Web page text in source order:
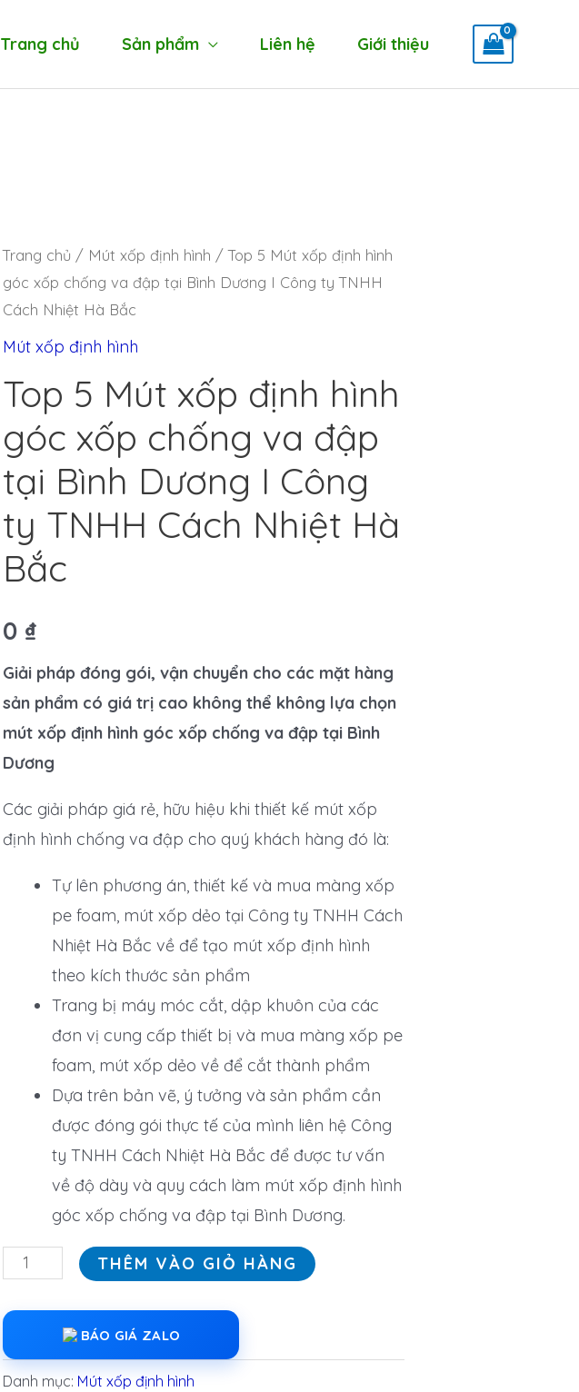
Trang chủ Sản phẩm Liên hệ Giới thiệu
Trang chủ / Mút xốp định hình / Top 5 Mút xốp định hình
góc xốp chống va đập tại Bình Dương I Công ty TNHH
Cách Nhiệt Hà Bắc
Mút xốp định hình
Top 5 Mút xốp định hình
góc xốp chống va đập
tại Bình Dương I Công
ty TNHH Cách Nhiệt Hà
Bắc
0 ₫
Giải pháp đóng gói, vận chuyển cho các mặt hàng
sản phẩm có giá trị cao không thể không lựa chọn
mút xốp định hình góc xốp chống va đập tại Bình
Dương
Các giải pháp giá rẻ, hữu hiệu khi thiết kế mút xốp
định hình chống va đập cho quý khách hàng đó là:
Tự lên phương án, thiết kế và mua màng xốp
pe foam, mút xốp dẻo tại Công ty TNHH Cách
Nhiệt Hà Bắc về để tạo mút xốp định hình
theo kích thước sản phẩm
Trang bị máy móc cắt, dập khuôn của các
đơn vị cung cấp thiết bị và mua màng xốp pe
foam, mút xốp dẻo về để cắt thành phẩm
Dựa trên bản vẽ, ý tưởng và sản phẩm cần
được đóng gói thực tế của mình liên hệ Công
ty TNHH Cách Nhiệt Hà Bắc để được tư vấn
về độ dày và quy cách làm mút xốp định hình
góc xốp chống va đập tại Bình Dương.
THÊM VÀO GIỎ HÀNG
BÁO GIÁ ZALO
Danh mục: Mút xốp định hình